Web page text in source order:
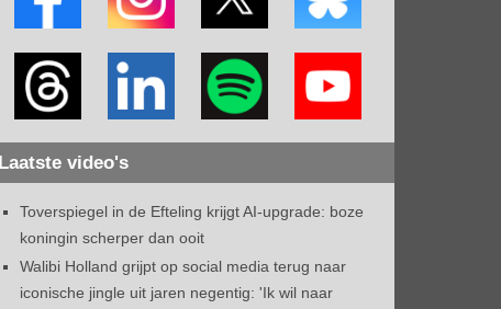
Laatste video's
Toverspiegel in de Efteling krijgt AI-upgrade: boze
koningin scherper dan ooit
Walibi Holland grijpt op social media terug naar
iconische jingle uit jaren negentig: 'Ik wil naar